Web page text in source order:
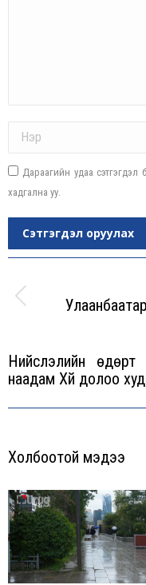
Дараагийн удаа
хадгална уу.
Сэтгэгдэл оруулах
navigation
Нийслэлийн өдөрт
наадам Хүй долоо
Холбоотой мэдээ